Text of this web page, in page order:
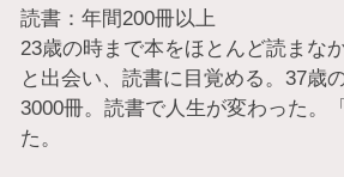
読書：年間200冊以上
23歳の時まで本をほとんど読まな
と出会い、読書に目覚める。37歳
3000冊。読書で人生が変わった。
た。